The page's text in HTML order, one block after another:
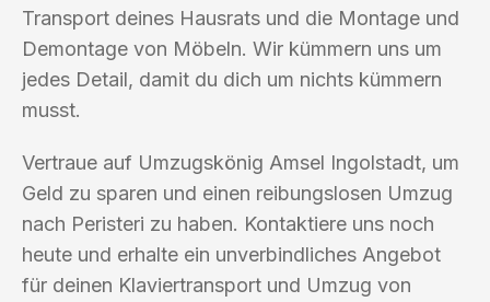
Transport deines Hausrats und die Montage und
Demontage von Möbeln. Wir kümmern uns um
jedes Detail, damit du dich um nichts kümmern
musst.
Vertraue auf Umzugskönig Amsel Ingolstadt, um
Geld zu sparen und einen reibungslosen Umzug
nach Peristeri zu haben. Kontaktiere uns noch
heute und erhalte ein unverbindliches Angebot
für deinen Klaviertransport und Umzug von